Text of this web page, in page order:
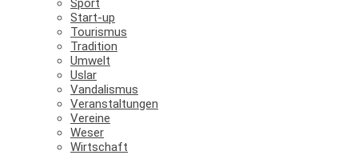
Start-up
Tourismus
Tradition
Umwelt
Uslar
Vandalismus
Veranstaltungen
Vereine
Weser
Wirtschaft